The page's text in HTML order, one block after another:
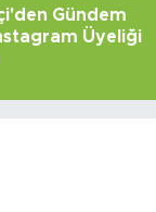
Gündem
Üyeliği